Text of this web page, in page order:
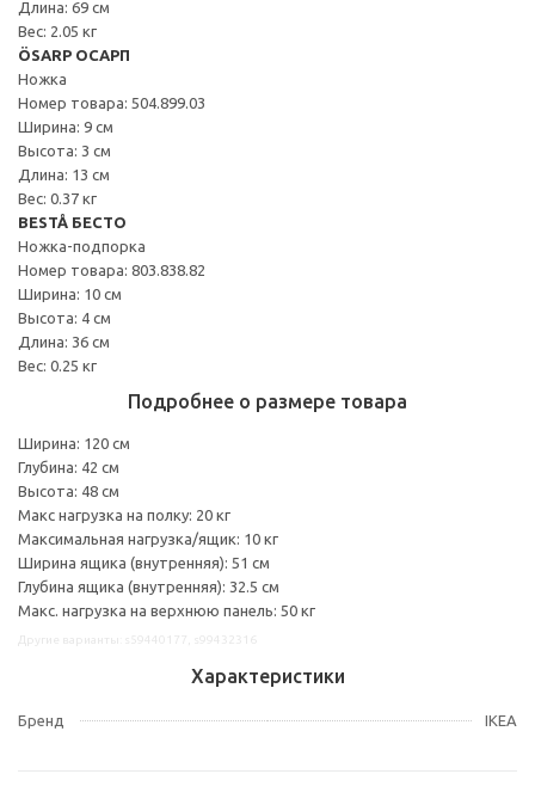
Длина: 69 см
Вес: 2.05 кг
ÖSARP ОСАРП
Ножка
Номер товара: 504.899.03
Ширина: 9 см
Высота: 3 см
Длина: 13 см
Вес: 0.37 кг
BESTÅ БЕСТО
Ножка-подпорка
Номер товара: 803.838.82
Ширина: 10 см
Высота: 4 см
Длина: 36 см
Вес: 0.25 кг
Подробнее о размере товара
Ширина: 120 см
Глубина: 42 см
Высота: 48 см
Макс нагрузка на полку: 20 кг
Максимальная нагрузка/ящик: 10 кг
Ширина ящика (внутренняя): 51 см
Глубина ящика (внутренняя): 32.5 см
Макс. нагрузка на верхнюю панель: 50 кг
Характеристики
Бренд IKEA